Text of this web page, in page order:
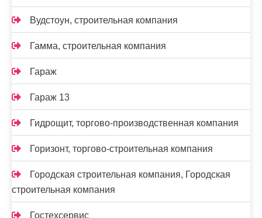
Вудстоун, строительная компания
Гамма, строительная компания
Гараж
Гараж 13
Гидрощит, торгово-производственная компания
Горизонт, торгово-строительная компания
Городская строительная компания, Городская
строительная компания
Гостехсервис